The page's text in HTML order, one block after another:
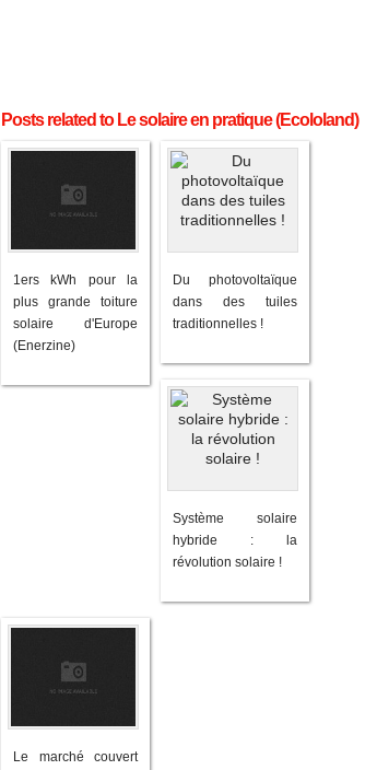
Posts related to Le solaire en pratique (Ecololand)
1ers kWh pour la
plus grande toiture
solaire d'Europe
(Enerzine)
Du photovoltaïque
dans des tuiles
traditionnelles !
Système solaire
hybride : la
révolution solaire !
Le marché couvert